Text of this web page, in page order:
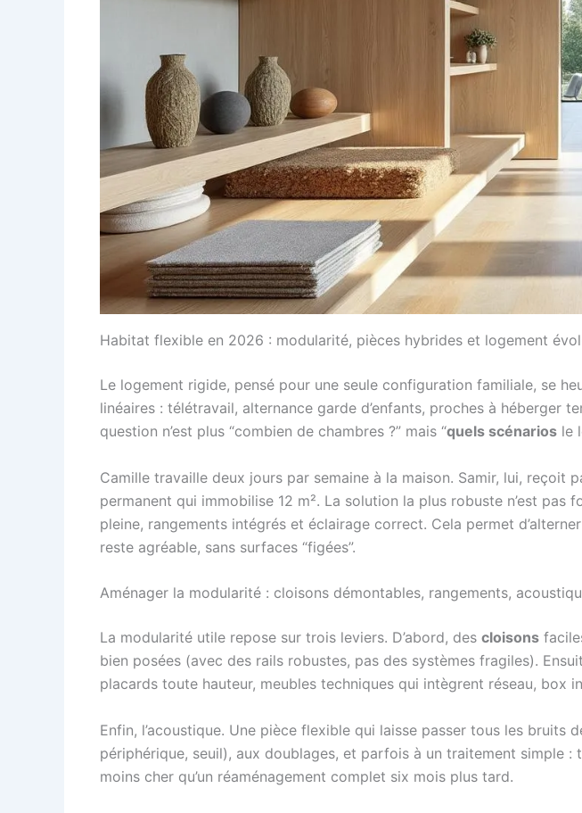
Habitat flexible en 2026 : modularité, pièces hybrides et logement
Le logement rigide, pensé pour une seule configuration familiale, se
linéaires : télétravail, alternance garde d’enfants, proches à héberger
question n’est plus “combien de chambres ?” mais “quels scénarios le
Camille travaille deux jours par semaine à la maison. Samir, lui, reçoit
permanent qui immobilise 12 m². La solution la plus robuste n’est
pleine, rangements intégrés et éclairage correct. Cela permet
reste agréable, sans surfaces “figées”.
Aménager la modularité : cloisons démontables, rangements,
La modularité utile repose sur trois leviers. D’abord, des cloisons
bien posées (avec des rails robustes, pas des systèmes fragiles).
placards toute hauteur, meubles techniques qui intègrent réseau, box
Enfin, l’acoustique. Une pièce flexible qui laisse passer tous les
périphérique, seuil), aux doublages, et parfois à un traitement simple
moins cher qu’un réaménagement complet six mois plus tard.